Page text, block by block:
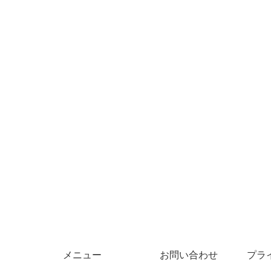
メニュー お問い合わせ プラ